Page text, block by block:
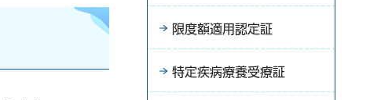
限度額適用認定証
特定疾病療養受療証